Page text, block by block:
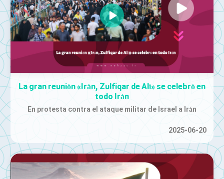
La gran reunión «Irán, Zulfiqar de Alí» se celebró en
todo Irán
En protesta contra el ataque militar de Israel a Irán
2025-06-20